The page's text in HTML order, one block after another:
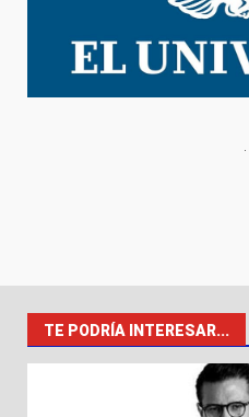
TE PODRÍA INTERESAR...